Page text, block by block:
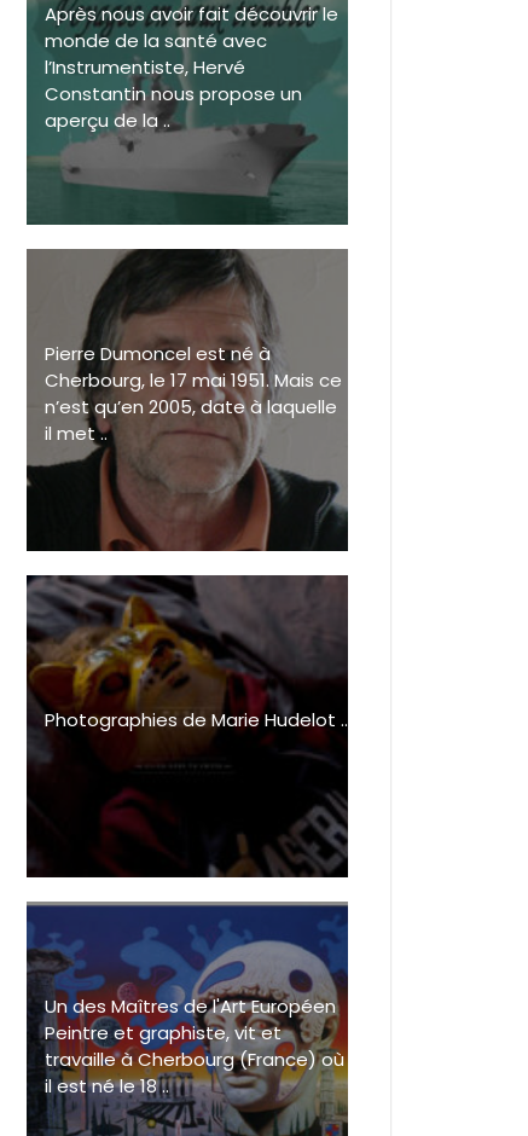
Après nous avoir fait découvrir le
monde de la santé avec
l’Instrumentiste, Hervé
Constantin nous propose un
aperçu de la ..
Pierre Dumoncel est né à
Cherbourg, le 17 mai 1951. Mais ce
n’est qu’en 2005, date à laquelle
il met ..
Photographies de Marie Hudelot ..
Un des Maîtres de l'Art Européen
Peintre et graphiste, vit et
travaille à Cherbourg (France) où
il est né le 18 ..